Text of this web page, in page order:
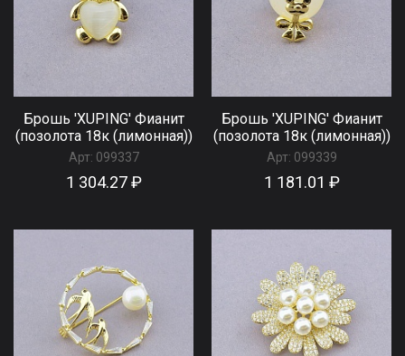
Брошь 'XUPING' Фианит
(позолота 18к (лимонная))
Арт: 099337
1 304.27 ₽
Брошь 'XUPING' Фианит
(позолота 18к (лимонная))
Арт: 099339
1 181.01 ₽